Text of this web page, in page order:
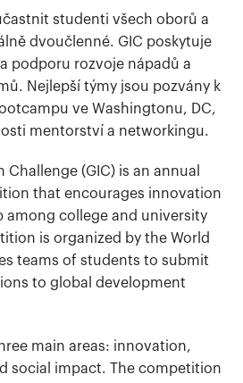
studenti všech oborů a
dvoučlenné. GIC poskytuje
podporu rozvoje nápadů a
Nejlepší týmy jsou pozvány k
ve Washingtonu, DC,
mentorství a networkingu.
(GIC) is an annual
that encourages innovation
among college and university
is organized by the World
teams of students to submit
to global development
main areas: innovation,
social impact. The competition